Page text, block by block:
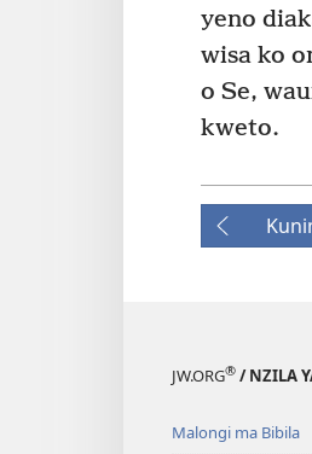
yeno
wisa ko
o Se,
kweto.
JW.ORG® / NZILA
Malongi ma Bibila